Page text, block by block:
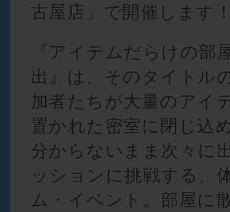
古屋店」で開催します
『アイテムだらけの部
出』は、そのタイトル
加者たちが大量のアイ
置かれた密室に閉じ込
分からないまま次々に
ッションに挑戦する、
ム・イベント。部屋に